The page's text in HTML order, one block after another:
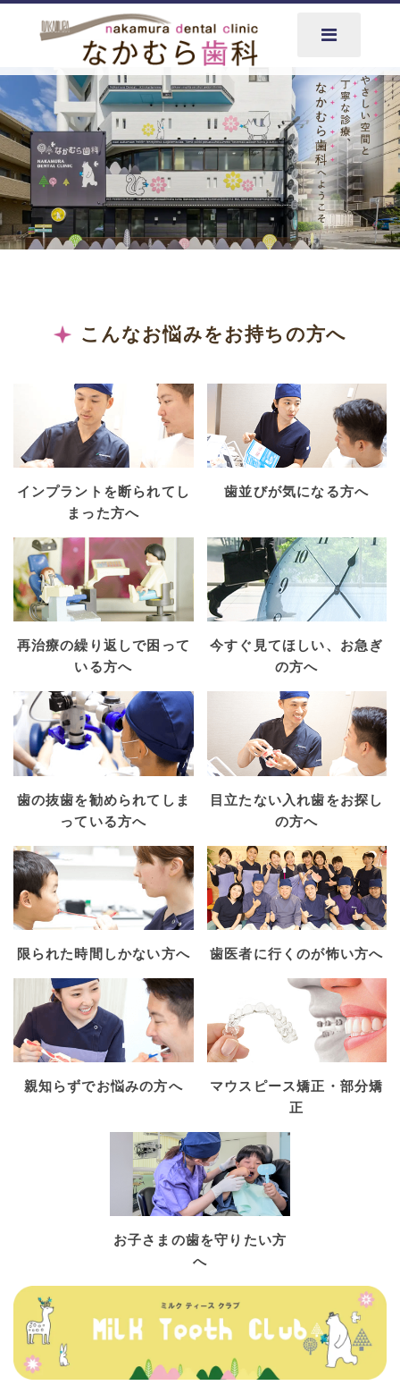
こんなお悩みをお持ちの方へ
インプラントを断られてし
まった方へ
歯並びが気になる方へ
再治療の繰り返しで困って
いる方へ
今すぐ見てほしい、お急ぎ
の方へ
歯の抜歯を勧められてしま
っている方へ
目立たない入れ歯をお探し
の方へ
限られた時間しかない方へ 歯医者に行くのが怖い方へ
親知らずでお悩みの方へ
マウスピース矯正・部分矯
正
お子さまの歯を守りたい方
へ